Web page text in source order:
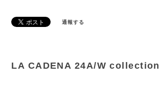
通報する
LA CADENA 24A/W collection